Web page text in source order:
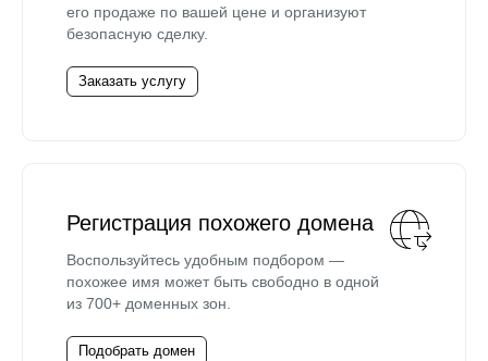
его продаже по вашей цене и организуют
безопасную сделку.
Заказать услугу
Регистрация похожего домена
Воспользуйтесь удобным подбором —
похожее имя может быть свободно в одной
из 700+ доменных зон.
Подобрать домен